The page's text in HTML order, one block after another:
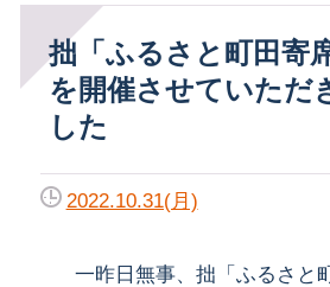
拙「ふるさと町田寄席」
を開催させていただ
した
2022.10.31(月)
一昨日無事、拙「ふるさと